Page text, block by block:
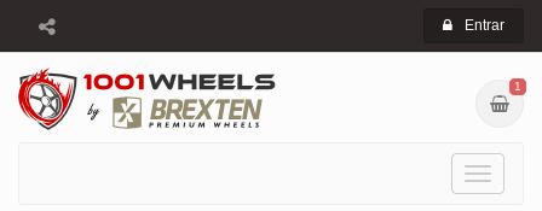
Entrar
1
Toggle